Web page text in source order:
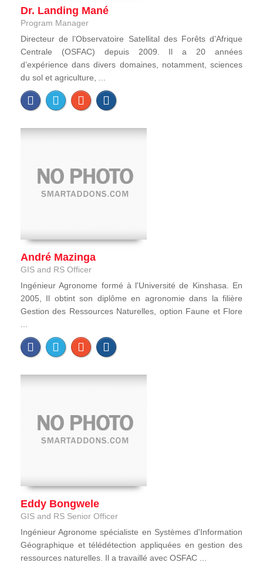
Dr. Landing Mané
Program Manager
Directeur de l’Observatoire Satellital des Forêts d’Afrique
Centrale (OSFAC) depuis 2009. Il a 20 années
d’expérience dans divers domaines, notamment, sciences
du sol et agriculture, ...
André Mazinga
GIS and RS Officer
Ingénieur Agronome formé à l'Université de Kinshasa. En
2005, Il obtint son diplôme en agronomie dans la filière
Gestion des Ressources Naturelles, option Faune et Flore
Eddy Bongwele
GIS and RS Senior Officer
Ingénieur Agronome spécialiste en Systèmes d'Information
Géographique et télédétection appliquées en gestion des
ressources naturelles. Il a travaillé avec OSFAC ...